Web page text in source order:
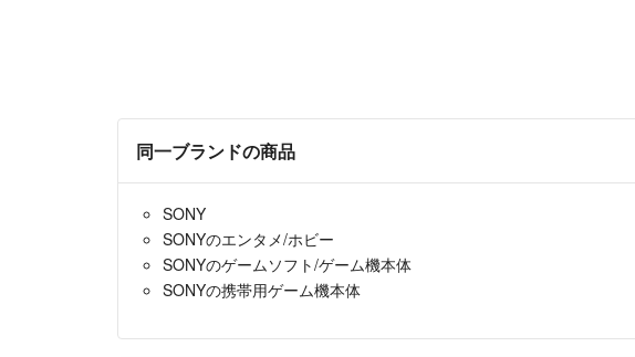
同一ブランドの商品
SONY
SONYのエンタメ/ホビー
SONYのゲームソフト/ゲーム機本体
SONYの携帯用ゲーム機本体